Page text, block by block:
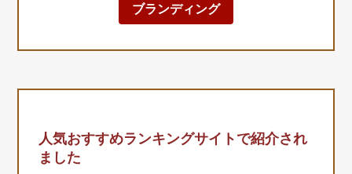
ブランディング
人気おすすめランキングサイトで紹介され
ました